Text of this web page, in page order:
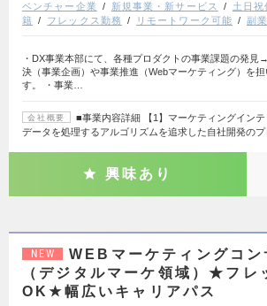
ベンチャー企業
新規事業・新サービス 土日祝
籍
フレックス勤務 リモートワーク可能 副
・DX事業本部にて、各種プロダクトの事業課題の発見
決（事業企画）や事業推進（Webマーケティング）を担
す。 ・事業…
会社概要
■事業内容詳細 【1】マーケティングイン
データを処理するアルゴリズムを追求した自社開発の
興味あり
NEW
WEBマーケティングコン
（デジタルマーケ領域）★フレ
OK★幅広いキャリアパス